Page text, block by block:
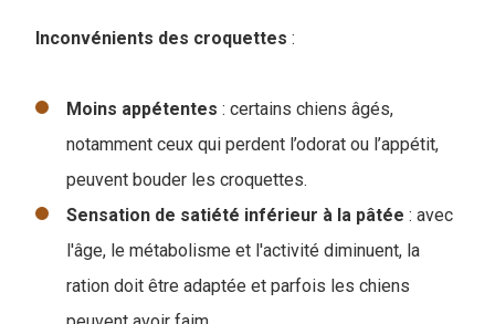
Inconvénients des croquettes :
Moins appétentes : certains chiens âgés,
notamment ceux qui perdent l’odorat ou l’appétit,
peuvent bouder les croquettes.
Sensation de satiété inférieur à la pâtée : avec
l'âge, le métabolisme et l'activité diminuent, la
ration doit être adaptée et parfois les chiens